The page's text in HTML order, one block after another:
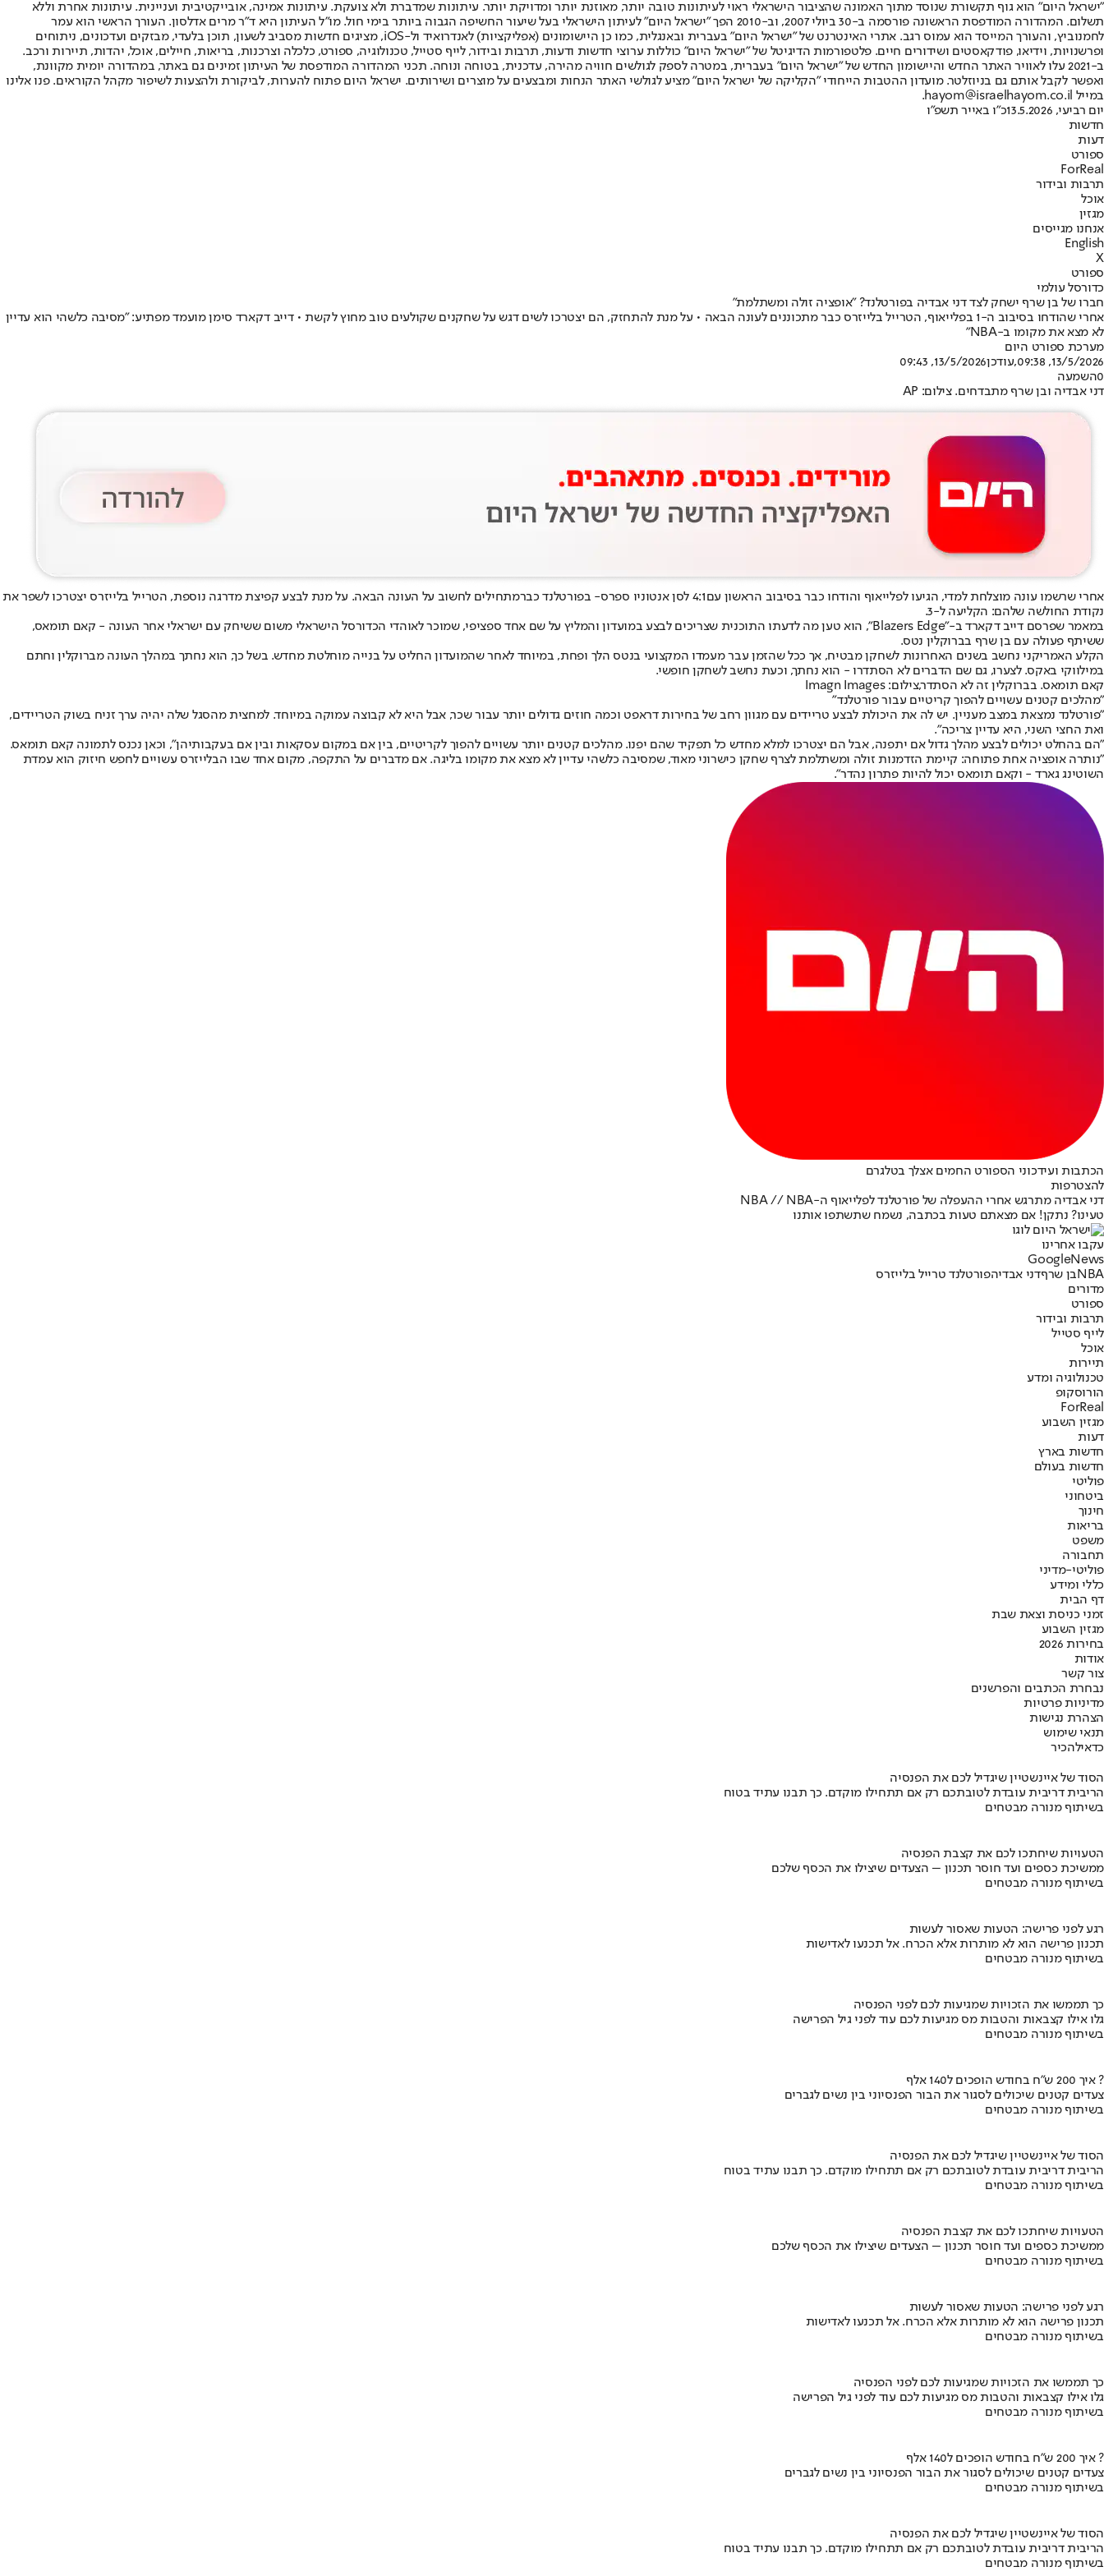
"ישראל היום" הוא גוף תקשורת שנוסד מתוך האמונה שהציבור הישראלי ראוי לעיתונות טובה יותר, מאוזנת יותר ומדויקת יותר. עיתונות שמדברת ולא צועקת. עיתונות אמינה, אובייקטיבית ועניינית. עיתונות אחרת וללא
תשלום. המהדורה המודפסת הראשונה פורסמה ב-30 ביולי 2007, וב-2010 הפך "ישראל היום" לעיתון הישראלי בעל שיעור החשיפה הגבוה ביותר בימי חול. מו"ל העיתון היא ד"ר מרים אדלסון. העורך הראשי הוא עמר
לחמנוביץ, והעורך המייסד הוא עמוס רגב. אתרי האינטרנט של "ישראל היום" בעברית ובאנגלית, כמו כן היישומונים (אפליקציות) לאנדרואיד ול-iOS, מציגים חדשות מסביב לשעון, תוכן בלעדי, מבזקים ועדכונים, ניתוחים
ופרשנויות, וידיאו, פודקאסטים ושידורים חיים. פלטפורמות הדיגיטל של "ישראל היום" כוללות ערוצי חדשות ודעות, תרבות ובידור, לייף סטייל, טכנולוגיה, ספורט, כלכלה וצרכנות, בריאות, חיילים, אוכל, יהדות, תיירות ורכב.
ב-2021 עלו לאוויר האתר החדש והיישומון החדש של "ישראל היום" בעברית, במטרה לספק לגולשים חוויה מהירה, עדכנית, בטוחה ונוחה. תכני המהדורה המודפסת של העיתון זמינים גם באתר, במהדורה יומית מקוונת,
ואפשר לקבל אותם גם בניוזלטר. מועדון ההטבות הייחודי "הקליקה של ישראל היום" מציע לגולשי האתר הנחות ומבצעים על מוצרים ושירותים. ישראל היום פתוח להערות, לביקורת ולהצעות לשיפור מקהל הקוראים. פנו אלינו
במייל hayom@israelhayom.co.il.
יום רביעי, 13.5.2026
כ"ו באייר תשפ"ו
חדשות
דעות
ספורט
ForReal
תרבות ובידור
אוכל
מגזין
אנחנו מגייסים
English
X
ספורט
כדורסל עולמי
חברו של בן שרף ישחק לצד דני אבדיה בפורטלנד? "אופציה זולה ומשתלמת"
אחרי שהודחו בסיבוב ה-1 בפלייאוף, הטרייל בלייזרס כבר מתכוננים לעונה הבאה • על מנת להתחזק, הם יצטרכו לשים דגש על שחקנים שקולעים טוב מחוץ לקשת • דייב דקארד סימן מועמד מפתיע: "מסיבה כלשהי הוא עדיין
לא מצא את מקומו ב-NBA"
מערכת ספורט היום
13/5/2026, 09:38
,עודכן13/5/2026, 09:43
0השמעה
דני אבדיה ובן שרף מתבדחים. צילום: AP
אחרי שרשמו עונה מוצלחת למדי, הגיעו לפלייאוף והודחו כבר בסיבוב הראשון עם4:1 לסן אנטוניו ספרס - בפורטלנד כברמתחילים לחשוב על העונה הבאה. על מנת לבצע קפיצת מדרגה נוספת, הטרייל בלייזרס יצטרכו לשפר את
נקודת החולשה שלהם: הקליעה ל-3.
במאמר שפרסם דייב דקארד ב-"Blazers Edge", הוא טען מה לדעתו התוכנית שצריכים לבצע במועדון והמליץ על שם אחד ספציפי, שמוכר לאוהדי הכדורסל הישראלי משום ששיחק עם ישראלי אחר העונה - קאם תומאס,
ששיתף פעולה עם בן שרף בברוקלין נטס.
הקלע האמריקני נחשב בשנים האחרונות לשחקן מבטיח, אך ככל שהזמן עבר מעמדו המקצועי בנטס הלך ופחת, במיוחד לאחר שהמועדון החליט על בנייה מוחלטת מחדש. בשל כך, הוא נחתך במהלך העונה מברוקלין וחתם
במילווקי באקס. לצערו, גם שם הדברים לא הסתדרו - הוא נחתך, וכעת נחשב לשחקן חופשי.
קאם תומאס. בברוקלין זה לא הסתדר,צילום: Imagn Images
"מהלכים קטנים עשויים להפוך קריטיים עבור פורטלנד"
"פורטלנד נמצאת במצב מעניין. יש לה את היכולת לבצע טריידים עם מגוון רחב של בחירות דראפט וכמה חוזים גדולים יותר עבור שכר, אבל היא לא קבוצה עמוקה במיוחד. למחצית מהסגל שלה יהיה ערך זניח בשוק הטריידים,
ואת החצי השני, היא עדיין צריכה".
"הם בהחלט יכולים לבצע מהלך גדול אם יתפנה, אבל הם יצטרכו למלא מחדש כל תפקיד שהם יפנו. מהלכים קטנים יותר עשויים להפוך לקריטיים, בין אם במקום עסקאות ובין אם בעקבותיהן", וכאן נכנס לתמונה קאם תומאס.
"נותרה אופציה אחת פתוחה: קיימת הזדמנות זולה ומשתלמת לצרף שחקן כישרוני מאוד, שמסיבה כלשהי עדיין לא מצא את מקומו בליגה. אם מדברים על התקפה, מקום אחד שבו הבלייזרס עשויים לחפש חיזוק הוא עמדת
השוטינג גארד - וקאם תומאס יכול להיות פתרון נהדר".
הכתבות ועידכוני הספורט החמים אצלך בטלגרם
להצטרפות
דני אבדיה מתרגש אחרי ההעפלה של פורטלנד לפלייאוף ה-NBA // NBA
טעינו? נתקן! אם מצאתם טעות בכתבה, נשמח שתשתפו אותנו
עקבו אחרינו
Googl eNews
NBAבן שרףדני אבדיהפורטלנד טרייל בלייזרס
מדורים
ספורט
תרבות ובידור
לייף סטייל
אוכל
תיירות
טכנולוגיה ומדע
הורוסקופ
ForReal
מגזין השבוע
דעות
חדשות בארץ
חדשות בעולם
פוליטי
ביטחוני
חינוך
בריאות
משפט
תחבורה
פוליטי-מדיני
כללי ומידע
דף הבית
זמני כניסת וצאת שבת
מגזין השבוע
בחירות 2026
אודות
צור קשר
נבחרת הכתבים והפרשנים
מדיניות פרטיות
הצהרת נגישות
תנאי שימוש
כדאילהכיר
הסוד של איינשטיין שיגדיל לכם את הפנסיה
הריבית דריבית עובדת לטובתכם רק אם תתחילו מוקדם. כך תבנו עתיד בטוח
בשיתוף מנורה מבטחים
הטעויות שיחתכו לכם את קצבת הפנסיה
ממשיכת כספים ועד חוסר תכנון – הצעדים שיצילו את הכסף שלכם
בשיתוף מנורה מבטחים
רגע לפני פרישה: הטעות שאסור לעשות
תכנון פרישה הוא לא מותרות אלא הכרח. אל תכנעו לאדישות
בשיתוף מנורה מבטחים
כך תממשו את הזכויות שמגיעות לכם לפני הפנסיה
גלו אילו קצבאות והטבות מס מגיעות לכם עוד לפני גיל הפרישה
בשיתוף מנורה מבטחים
איך 200 ש"ח בחודש הופכים ל140 אלף ?
צעדים קטנים שיכולים לסגור את הבור הפנסיוני בין נשים לגברים
בשיתוף מנורה מבטחים
הסוד של איינשטיין שיגדיל לכם את הפנסיה
הריבית דריבית עובדת לטובתכם רק אם תתחילו מוקדם. כך תבנו עתיד בטוח
בשיתוף מנורה מבטחים
הטעויות שיחתכו לכם את קצבת הפנסיה
ממשיכת כספים ועד חוסר תכנון – הצעדים שיצילו את הכסף שלכם
בשיתוף מנורה מבטחים
רגע לפני פרישה: הטעות שאסור לעשות
תכנון פרישה הוא לא מותרות אלא הכרח. אל תכנעו לאדישות
בשיתוף מנורה מבטחים
כך תממשו את הזכויות שמגיעות לכם לפני הפנסיה
גלו אילו קצבאות והטבות מס מגיעות לכם עוד לפני גיל הפרישה
בשיתוף מנורה מבטחים
איך 200 ש"ח בחודש הופכים ל140 אלף ?
צעדים קטנים שיכולים לסגור את הבור הפנסיוני בין נשים לגברים
בשיתוף מנורה מבטחים
הסוד של איינשטיין שיגדיל לכם את הפנסיה
הריבית דריבית עובדת לטובתכם רק אם תתחילו מוקדם. כך תבנו עתיד בטוח
בשיתוף מנורה מבטחים